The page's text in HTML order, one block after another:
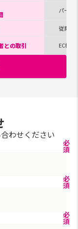
パート
従業員
との取引 EC構
わせください
必
須
必
須
必
須